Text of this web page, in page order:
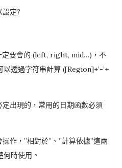
設定?
要會的 (left, right, mid…) ，不
以透過字符串計算 ([Region]+’-’+
定出現的，常用的日期函數必須
操作，”相對於” 、”計算依據”這兩
時使用。